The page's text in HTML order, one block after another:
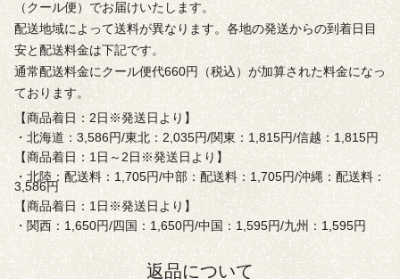
（クール便）でお届けいたします。
配送地域によって送料が異なります。各地の発送からの到着日目
安と配送料金は下記です。
通常配送料金にクール便代660円（税込）が加算された料金になっ
ております。
【商品着日：2日※発送日より】
・北海道：3,586円/東北：2,035円/関東：1,815円/信越：1,815円
【商品着日：1日～2日※発送日より】
・北陸：配送料：1,705円/中部：配送料：1,705円/沖縄：配送料：
3,586円
【商品着日：1日※発送日より】
・関西：1,650円/四国：1,650円/中国：1,595円/九州：1,595円
返品について